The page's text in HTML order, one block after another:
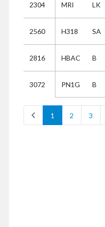
2304 MRI LK
2560 H318 SA
2816 HBAC B
3072 PN1G B
chevron_left 1 2 3